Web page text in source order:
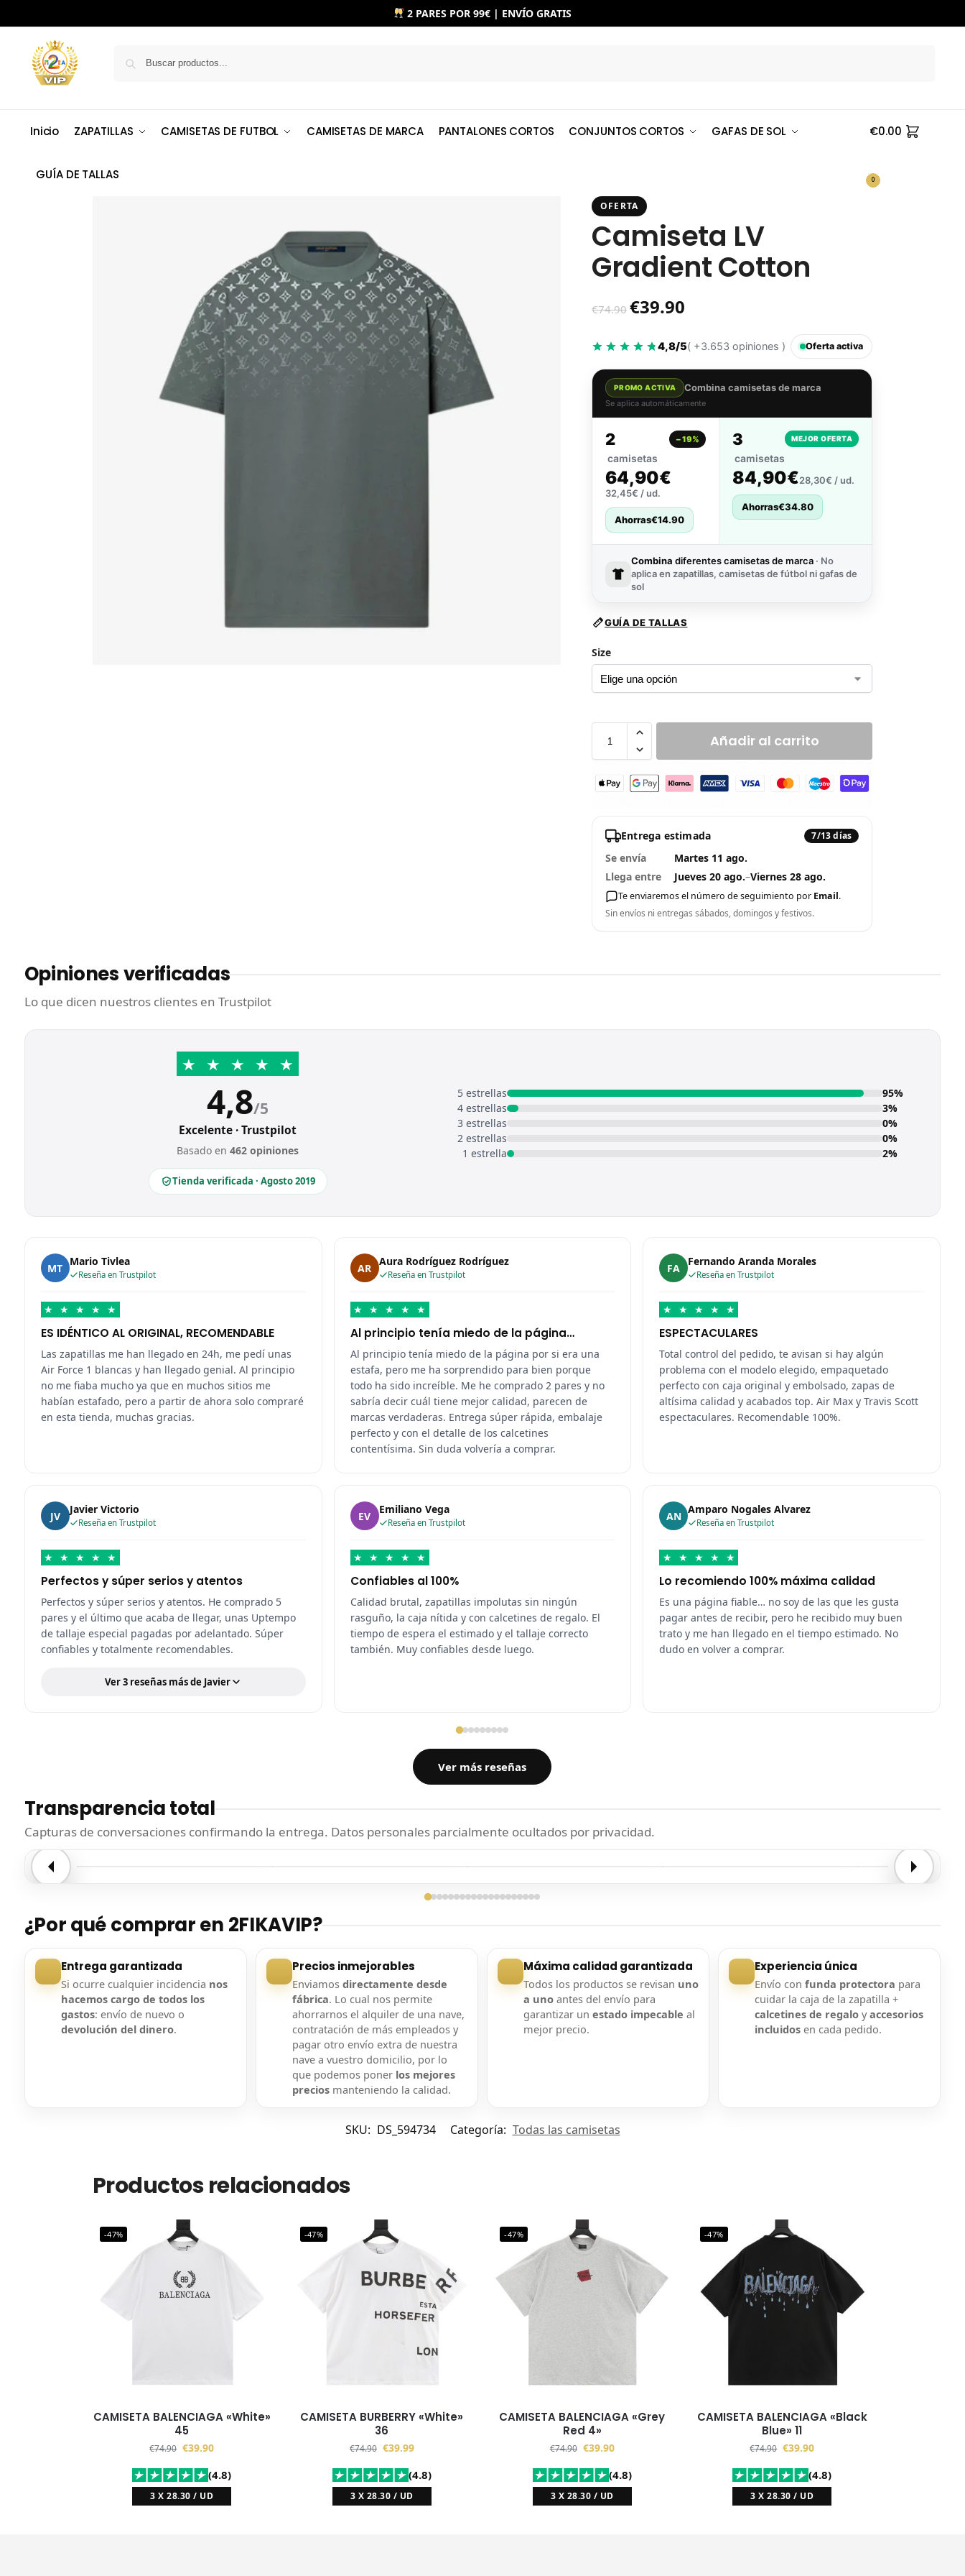
2 PARES POR 99€ | ENVÍO GRATIS
Inicio ZAPATILLAS CAMISETAS DE FUTBOL CAMISETAS DE MARCA PANTALONES CORTOS CONJUNTOS CORTOS GAFAS DE SOL
GUÍA DE TALLAS
€0.00
0
OFERTA
Camiseta LV
Gradient Cotton
€74.90 €39.90
4,8/5( +3.653 opiniones ) Oferta activa
PROMO ACTIVA Combina camisetas de marca
Se aplica automáticamente
2
camisetas
−19%
64,90€
32,45€ / ud.
Ahorras€14.90
3
camisetas
MEJOR OFERTA
84,90€28,30€ / ud.
Ahorras€34.80
Combinadiferentes camisetas de marca · No
aplica en zapatillas, camisetas de fútbol ni gafas de
sol
GUÍA DE TALLAS
Size
Añadir al carrito
Entrega estimada 7/13 días
Se envía
Martes 11 ago.
Llega entre
Jueves 20 ago.–Viernes 28 ago.
Te enviaremos el número de seguimiento por Email.
Sin envíos ni entregas sábados, domingos y festivos.
Opiniones verificadas
Lo que dicen nuestros clientes en Trustpilot
★ ★ ★ ★ ★
4,8/5
Excelente · Trustpilot
Basado en462 opiniones
Tienda verificada · Agosto 2019
5 estrellas
95%
4 estrellas
3%
3 estrellas
0%
2 estrellas
0%
1 estrella
2%
MT Mario Tivlea
Reseña en Trustpilot
★ ★ ★ ★ ★
ES IDÉNTICO AL ORIGINAL, RECOMENDABLE
Las zapatillas me han llegado en 24h, me pedí unas
Air Force 1 blancas y han llegado genial. Al principio
no me fiaba mucho ya que en muchos sitios me
habían estafado, pero a partir de ahora solo compraré
en esta tienda, muchas gracias.
AR Aura Rodríguez Rodríguez
Reseña en Trustpilot
★ ★ ★ ★ ★
Al principio tenía miedo de la página…
Al principio tenía miedo de la página por si era una
estafa, pero me ha sorprendido para bien porque
todo ha sido increíble. Me he comprado 2 pares y no
sabría decir cuál tiene mejor calidad, parecen de
marcas verdaderas. Entrega súper rápida, embalaje
perfecto y con el detalle de los calcetines
contentísima. Sin duda volvería a comprar.
FA Fernando Aranda Morales
Reseña en Trustpilot
★ ★ ★ ★ ★
ESPECTACULARES
Total control del pedido, te avisan si hay algún
problema con el modelo elegido, empaquetado
perfecto con caja original y embolsado, zapas de
altísima calidad y acabados top. Air Max y Travis Scott
espectaculares. Recomendable 100%.
JV Javier Victorio
Reseña en Trustpilot
★ ★ ★ ★ ★
Perfectos y súper serios y atentos
Perfectos y súper serios y atentos. He comprado 5
pares y el último que acaba de llegar, unas Uptempo
de tallaje especial pagadas por adelantado. Súper
confiables y totalmente recomendables.
Ver 3 reseñas más de Javier
EV Emiliano Vega
Reseña en Trustpilot
★ ★ ★ ★ ★
Confiables al 100%
Calidad brutal, zapatillas impolutas sin ningún
rasguño, la caja nítida y con calcetines de regalo. El
tiempo de espera el estimado y el tallaje correcto
también. Muy confiables desde luego.
AN Amparo Nogales Alvarez
Reseña en Trustpilot
★ ★ ★ ★ ★
Lo recomiendo 100% máxima calidad
Es una página fiable… no soy de las que les gusta
pagar antes de recibir, pero he recibido muy buen
trato y me han llegado en el tiempo estimado. No
dudo en volver a comprar.
Ver más reseñas
Transparencia total
Capturas de conversaciones confirmando la entrega. Datos personales parcialmente ocultados por privacidad.
Entrega confirmada
¿Por qué comprar en 2FIKAVIP?
Entrega garantizada
Si ocurre cualquier incidencia nos
hacemos cargo de todos los
gastos: envío de nuevo o
devolución del dinero.
Precios inmejorables
Enviamos directamente desde
fábrica. Lo cual nos permite
ahorrarnos el alquiler de una nave,
contratación de más empleados y
pagar otro envío extra de nuestra
nave a vuestro domicilio, por lo
que podemos poner los mejores
preciosmanteniendo la calidad.
Máxima calidad garantizada
Todos los productos se revisan uno
a unoantes del envío para
garantizar un estado impecable al
mejor precio.
Experiencia única
Envío confunda protectora para
cuidar la caja de la zapatilla +
calcetines de regalo yaccesorios
incluidos en cada pedido.
SKU: DS_594734 Categoría: Todas las camisetas
Productos relacionados
-47%
CAMISETA BALENCIAGA «White»
45
€74.90 €39.90
(4.8)
3 X 28.30 / UD
-47%
CAMISETA BURBERRY «White»
36
€74.90 €39.99
(4.8)
3 X 28.30 / UD
-47%
CAMISETA BALENCIAGA «Grey
Red 4»
€74.90 €39.90
(4.8)
3 X 28.30 / UD
-47%
CAMISETA BALENCIAGA «Black
Blue» 11
€74.90 €39.90
(4.8)
3 X 28.30 / UD